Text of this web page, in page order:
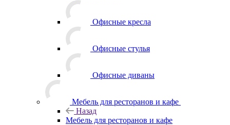
Офисные кресла
Офисные стулья
Офисные диваны
Мебель для ресторанов и кафе
Назад
Мебель для ресторанов и кафе